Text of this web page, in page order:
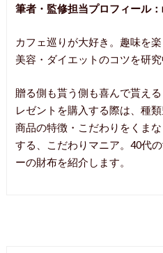
筆者・監修担当プロフィール
カフェ巡りが大好き。趣味を
美容・ダイエットのコツを研究
贈る側も貰う側も喜んで貰え
レゼントを購入する際は、種
商品の特徴・こだわりをくま
する、こだわりマニア。40代
ーの財布を紹介します。